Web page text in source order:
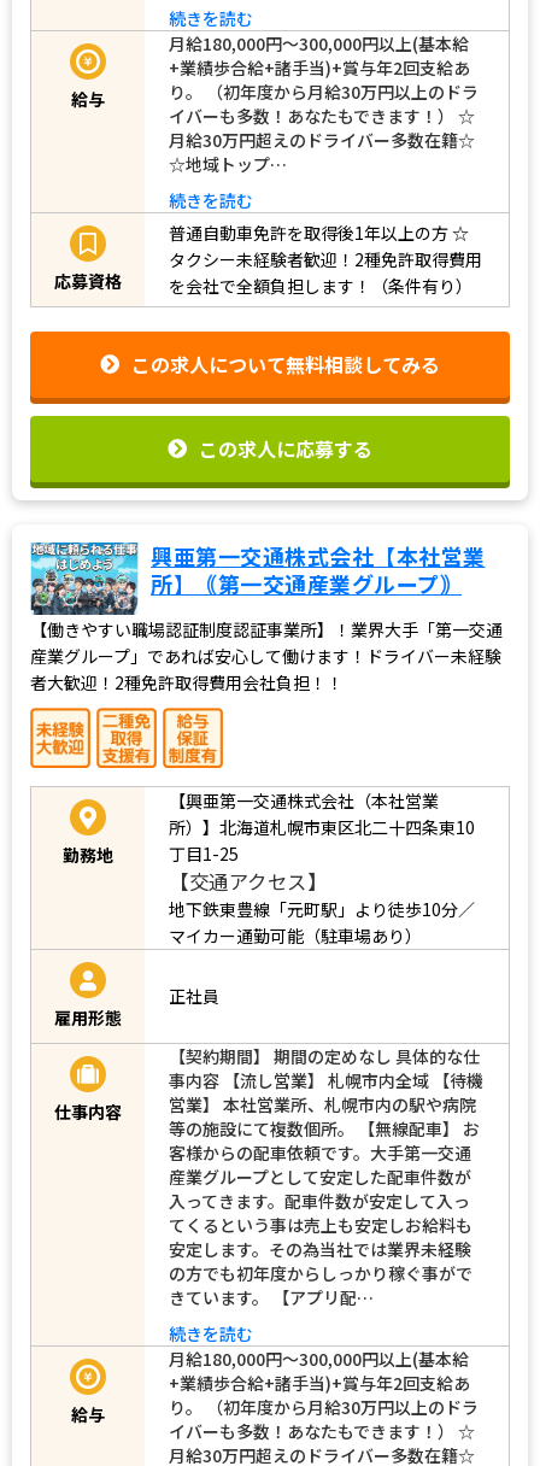
続きを読む
給与
月給180,000円～300,000円以上(基本給
+業績歩合給+諸手当)+賞与年2回支給あ
り。 （初年度から月給30万円以上のドラ
イバーも多数！あなたもできます！） ☆
月給30万円超えのドライバー多数在籍☆
☆地域トップ…
続きを読む
応募資格
普通自動車免許を取得後1年以上の方☆
タクシー未経験者歓迎！2種免許取得費用
を会社で全額負担します！（条件有り）
この求人について無料相談してみる
この求人に応募する
興亜第一交通株式会社【本社営業
所】｟第一交通産業グループ｠
【働きやすい職場認証制度認証事業所】！業界大手「第一交通
産業グループ」であれば安心して働けます！ドライバー未経験
者大歓迎！2種免許取得費用会社負担！！
勤務地
【興亜第一交通株式会社（本社営業
所）】北海道札幌市東区北二十四条東10
丁目1-25
【交通アクセス】
地下鉄東豊線「元町駅」より徒歩10分／
マイカー通勤可能（駐車場あり）
雇用形態
正社員
仕事内容
【契約期間】 期間の定めなし 具体的な仕
事内容 【流し営業】 札幌市内全域 【待機
営業】 本社営業所、札幌市内の駅や病院
等の施設にて複数個所。 【無線配車】 お
客様からの配車依頼です。大手第一交通
産業グループとして安定した配車件数が
入ってきます。配車件数が安定して入っ
てくるという事は売上も安定しお給料も
安定します。その為当社では業界未経験
の方でも初年度からしっかり稼ぐ事がで
きています。 【アプリ配…
続きを読む
給与
月給180,000円～300,000円以上(基本給
+業績歩合給+諸手当)+賞与年2回支給あ
り。 （初年度から月給30万円以上のドラ
イバーも多数！あなたもできます！） ☆
月給30万円超えのドライバー多数在籍☆